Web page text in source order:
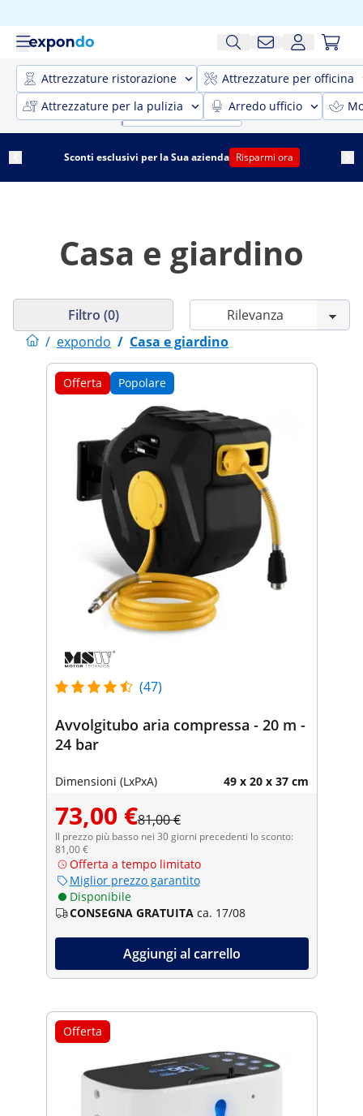
Attrezzature ristorazione
Attrezzature per officina
Attrezzature per la pulizia
Arredo ufficio
Sconti esclusivi per la Sua azienda Risparmi ora
Casa e giardino
/ expondo / Casa e giardino
Filtro (0)
Offerta Popolare
(47)
Avvolgitubo aria compressa - 20 m -
24 bar
Dimensioni (LxPxA) 49 x 20 x 37 cm
73,00 €81,00 €
Il prezzo più basso nei 30 giorni precedenti lo sconto:
81,00 €
Offerta a tempo limitato
Miglior prezzo garantito
Disponibile
CONSEGNA GRATUITA ca. 17/08
Aggiungi al carrello
Offerta